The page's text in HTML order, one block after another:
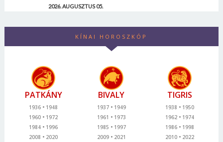
2026. AUGUSZTUS 05.
KÍNAI HOROSZKÓP
PATKÁNY
1936
1948
1960
1972
1984
1996
2008
2020
BIVALY
1937
1949
1961
1973
1985
1997
2009
2021
TIGRIS
1938
1950
1962
1974
1986
1998
2010
2022